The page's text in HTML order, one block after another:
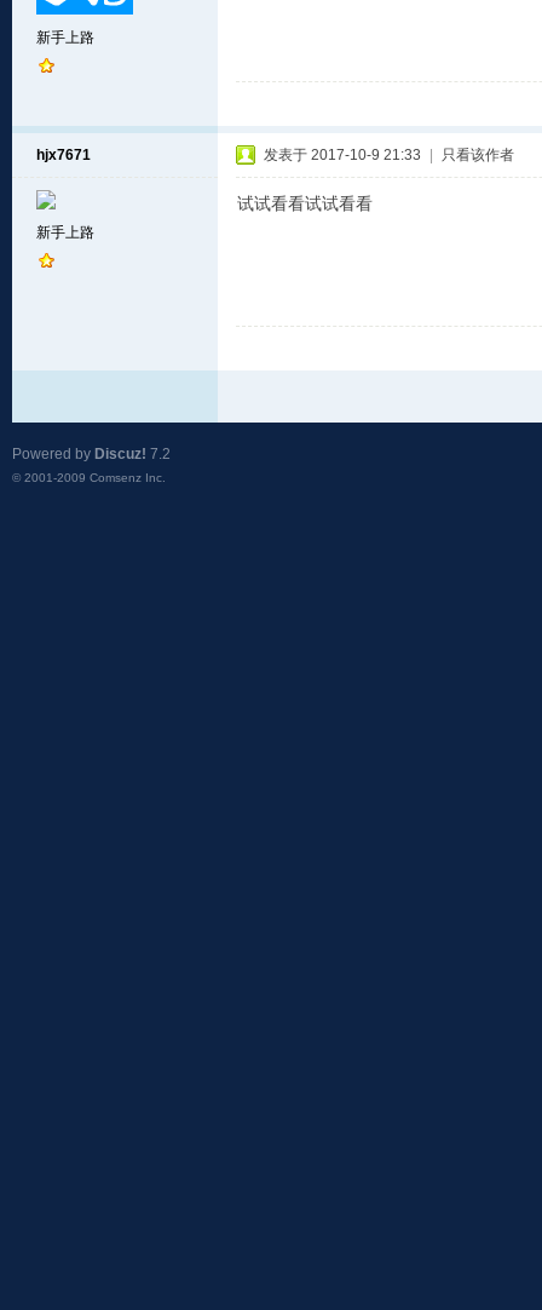
新手上路
hjx7671
新手上路
发表于 2017-10-9 21:33 只看该作者
试试看看试试看看
Powered by Discuz! 7.2
© 2001-2009 Comsenz Inc.